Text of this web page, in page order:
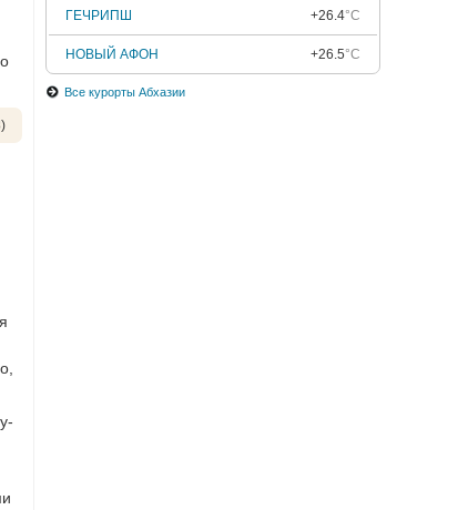
ГЕЧРИПШ +26.4°C
НОВЫЙ АФОН +26.5°C
Все курорты Абхазии